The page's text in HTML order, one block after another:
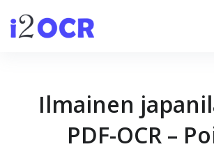
Ilmainen
PDF-OCR –